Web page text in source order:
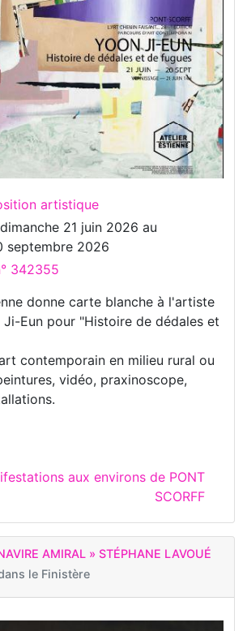
artistique
dimanche 21 juin 2026 au
septembre 2026
342355
donne carte blanche à l'artiste
Ji-Eun pour "Histoire de dédales et
contemporain en milieu rural ou
vidéo, praxinoscope,
aux environs de PONT
SCORFF
AMIRAL » STÉPHANE LAVOUÉ
le Finistère